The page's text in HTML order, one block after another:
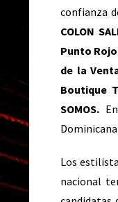
confianza
COLON
Punto
de la
Boutique
SOMOS.
Los
nacional